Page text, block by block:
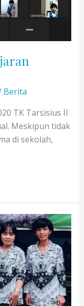
Berita
TK Tarsisius II
Meskipun tidak
di sekolah,